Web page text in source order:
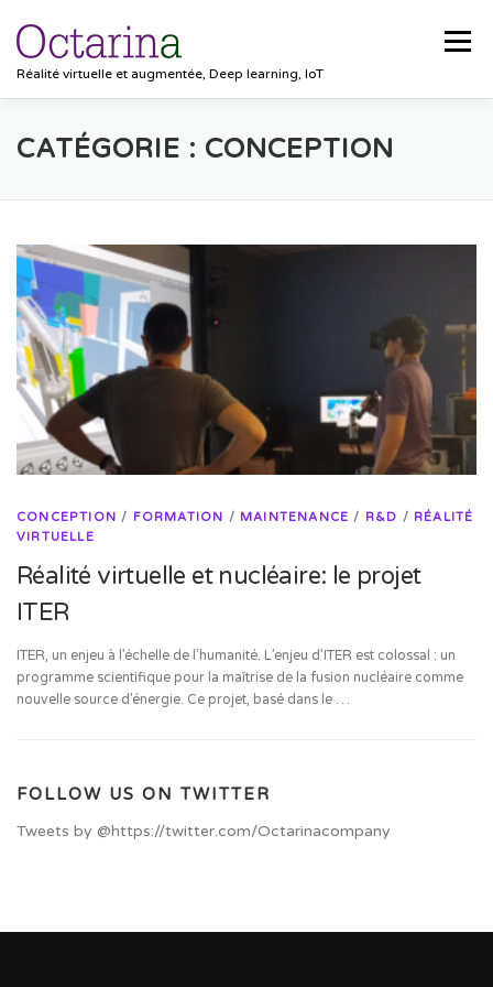
contenu
Réalité virtuelle et augmentée, Deep learning, IoT
Menu
ACCUEIL PROJETS SOLUTIONS
CONTACT
CATÉGORIE : CONCEPTION
CONCEPTION / FORMATION / MAINTENANCE / R&D / RÉALITÉ
VIRTUELLE
Réalité virtuelle et nucléaire: le projet
ITER
ITER, un enjeu à l’échelle de l’humanité. L’enjeu d’ITER est colossal : un
programme scientifique pour la maîtrise de la fusion nucléaire comme
nouvelle source d’énergie. Ce projet, basé dans le …
FOLLOW US ON TWITTER
Tweets by @https://twitter.com/Octarinacompany